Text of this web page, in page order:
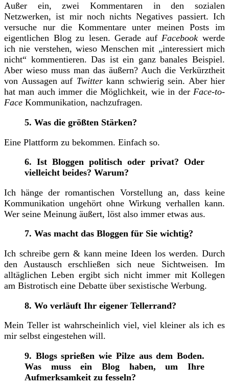
Außer ein, zwei Kommentaren in den sozialen
Netzwerken, ist mir noch nichts Negatives passiert. Ich
versuche nur die Kommentare unter meinen Posts im
eigentlichen Blog zu lesen. Gerade aufFacebook werde
ich nie verstehen, wieso Menschen mit „interessiert mich
nicht“ kommentieren. Das ist ein ganz banales Beispiel.
Aber wieso muss man das äußern? Auch die Verkürztheit
von Aussagen auf Twitter kann schwierig sein. Aber hier
hat man auch immer die Möglichkeit, wie in der Face-to-
Face Kommunikation, nachzufragen.
5. Was die größten Stärken?
Eine Plattform zu bekommen. Einfach so.
6. Ist Bloggen politisch oder privat? Oder
vielleicht beides? Warum?
Ich hänge der romantischen Vorstellung an, dass keine
Kommunikation ungehört ohne Wirkung verhallen kann.
Wer seine Meinung äußert, löst also immer etwas aus.
7. Was macht das Bloggen für Sie wichtig?
Ich schreibe gern & kann meine Ideen los werden. Durch
den Austausch erschließen sich neue Sichtweisen. Im
alltäglichen Leben ergibt sich nicht immer mit Kollegen
am Bistrotisch eine Debatte über sexistische Werbung.
8. Wo verläuft Ihr eigener Tellerrand?
Mein Teller ist wahrscheinlich viel, viel kleiner als ich es
mir selbst eingestehen will.
9. Blogs sprießen wie Pilze aus dem Boden.
Was muss ein Blog haben, um Ihre
Aufmerksamkeit zu fesseln?